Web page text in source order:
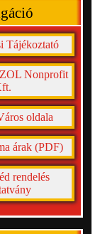
Tájékoztató
Nonprofit
oldala
árak (PDF)
rendelés